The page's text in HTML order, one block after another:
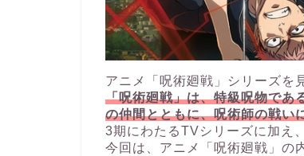
アニメ「呪術廻戦」シリーズを
「呪術廻戦」は、特級呪物であ
の仲間とともに、呪術師の戦い
3期にわたるTVシリーズに加え
今回は、アニメ「呪術廻戦」の